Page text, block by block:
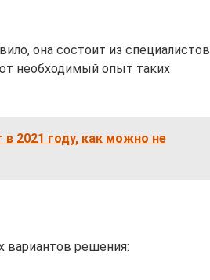
она состоит из специалистов
необходимый опыт таких
2021 году, как можно не
вариантов решения: